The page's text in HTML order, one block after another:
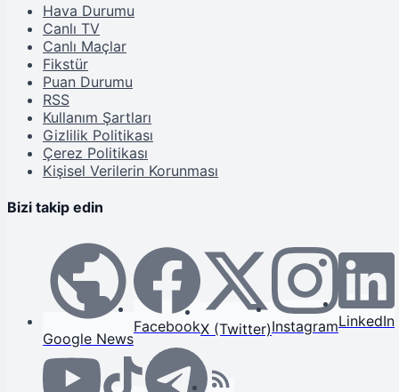
Hava Durumu
Canlı TV
Canlı Maçlar
Fikstür
Puan Durumu
RSS
Kullanım Şartları
Gizlilik Politikası
Çerez Politikası
Kişisel Verilerin Korunması
Bizi takip edin
Google News
FacebookX (Twitter)InstagramLinkedIn